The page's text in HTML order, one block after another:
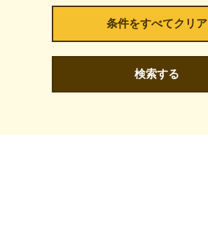
検索する